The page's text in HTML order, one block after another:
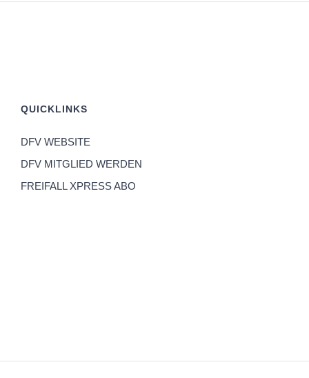
QUICKLINKS
DFV WEBSITE
DFV MITGLIED WERDEN
FREIFALL XPRESS ABO